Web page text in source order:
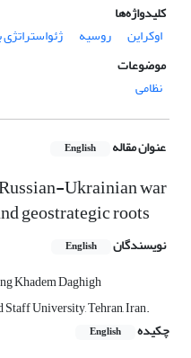
کلیدواژه‌ها
اوکراین
روسیه
موضوعات
نظامی
عنوان مقاله English
Ukrainian war
geostrategic roots
نویسندگان English
Khadem Daghigh
Staff University, Tehran, Iran.
چکیده
English